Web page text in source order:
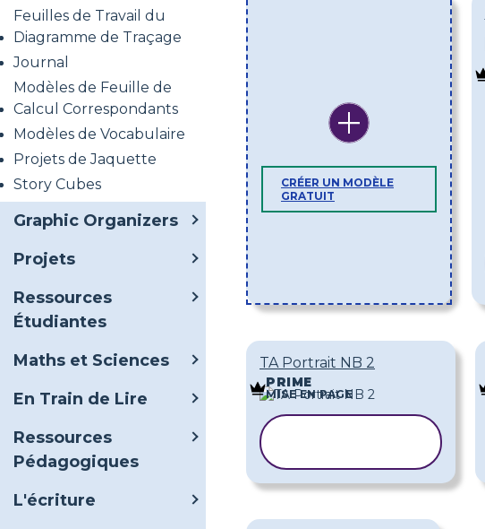
Feuilles de Travail du
Diagramme de Traçage
Journal
Modèles de Feuille de
Calcul Correspondants
Modèles de Vocabulaire
Projets de Jaquette
Story Cubes
Graphic Organizers
Projets
Ressources
Étudiantes
Maths et Sciences
En Train de Lire
Ressources
Pédagogiques
L'écriture
CRÉER UN MODÈLE
GRATUIT
TA Portrait NB 2
PRIME
MISE EN PAGE